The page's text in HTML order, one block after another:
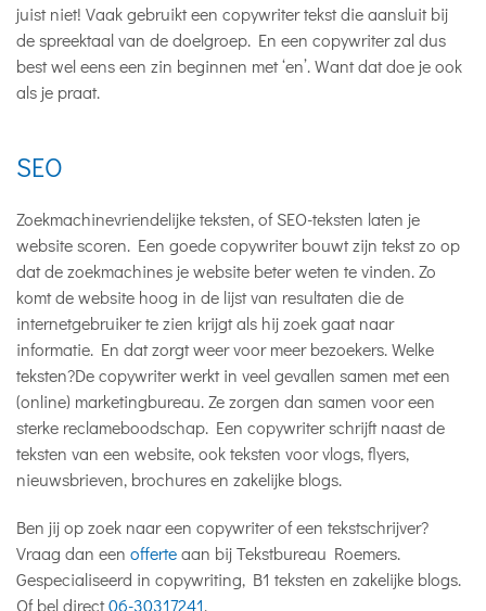
juist niet! Vaak gebruikt een copywriter tekst die aansluit bij
de spreektaal van de doelgroep. En een copywriter zal dus
best wel eens een zin beginnen met ‘en’. Want dat doe je ook
als je praat.
SEO
Zoekmachinevriendelijke teksten, of SEO-teksten laten je
website scoren. Een goede copywriter bouwt zijn tekst zo op
dat de zoekmachines je website beter weten te vinden. Zo
komt de website hoog in de lijst van resultaten die de
internetgebruiker te zien krijgt als hij zoek gaat naar
informatie. En dat zorgt weer voor meer bezoekers. Welke
teksten?De copywriter werkt in veel gevallen samen met een
(online) marketingbureau. Ze zorgen dan samen voor een
sterke reclameboodschap. Een copywriter schrijft naast de
teksten van een website, ook teksten voor vlogs, flyers,
nieuwsbrieven, brochures en zakelijke blogs.
Ben jij op zoek naar een copywriter of een tekstschrijver?
Vraag dan een offerteaan bij Tekstbureau Roemers.
Gespecialiseerd in copywriting, B1 teksten en zakelijke blogs.
Of bel direct06-30317241.